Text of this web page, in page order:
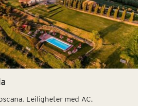
Leiligheter med AC.